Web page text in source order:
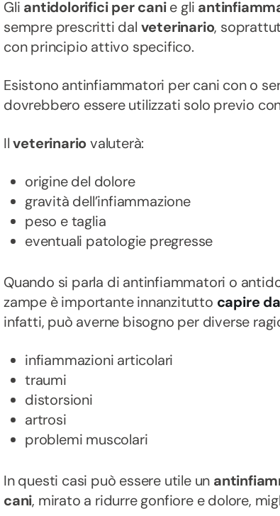
Gli antidolorifici per canie gli
sempre prescritti dal veterinario,
con principio attivo specifico.
Esistono antinfiammatori per cani con o
dovrebbero essere utilizzati solo previo
Ilveterinariovaluterà:
origine del dolore
gravità dell’infiammazione
peso e taglia
eventuali patologie pregresse
Quando si parla di antinfiammatori o
zampe è importante innanzitutto capire
infatti, può averne bisogno per diverse
infiammazioni articolari
traumi
distorsioni
artrosi
problemi muscolari
In questi casi può essere utile un
cani, mirato a ridurre gonfiore e dolore,